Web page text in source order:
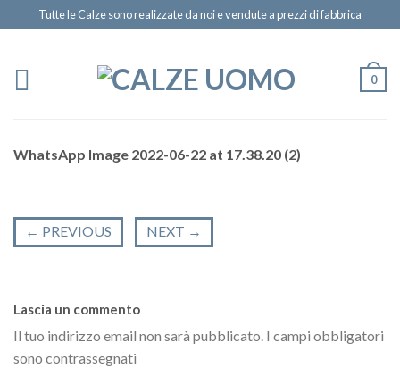
Tutte le Calze sono realizzate da noi e vendute a prezzi di fabbrica
0
WhatsApp Image 2022-06-22 at 17.38.20 (2)
← PREVIOUS NEXT →
Lascia un commento
Il tuo indirizzo email non sarà pubblicato. I campi obbligatori
sono contrassegnati